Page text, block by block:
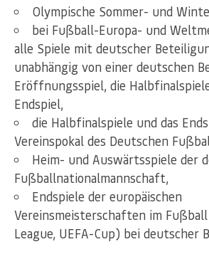
Olympische Sommer- und
bei Fußball-Europa- und
alle Spiele mit deutscher
unabhängig von einer deutschen
Eröffnungsspiel, die
Endspiel,
die Halbfinalspiele und das
Vereinspokal des Deutschen
Heim- und Auswärtsspiele der
Fußballnationalmannschaft,
Endspiele der europäischen
Vereinsmeisterschaften im Fußball
League, UEFA-Cup) bei deutscher